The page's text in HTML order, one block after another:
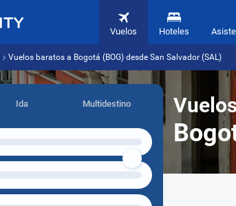
Vuelos Hoteles
Vuelos baratos a Bogotá (BOG) desde San Salvador (SAL)
Ida Multidestino